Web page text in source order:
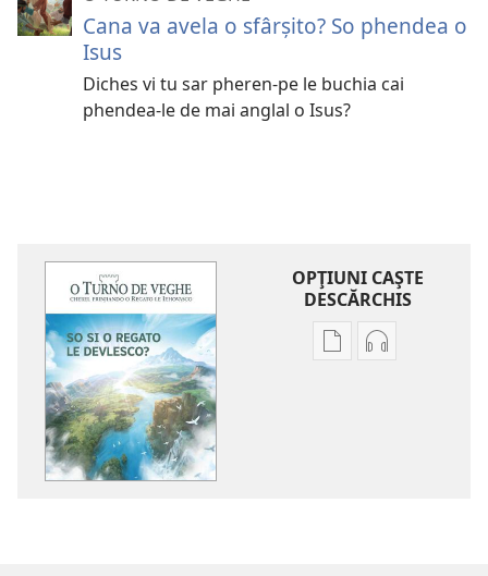
Cana va avela o sfârșito? So phendea o
Isus
Diches vi tu sar pheren-pe le buchia cai
phendea-le de mai anglal o Isus?
OPŢIUNI CAŞTE
DESCĂRCHIS
OpțiuniOpţiuni